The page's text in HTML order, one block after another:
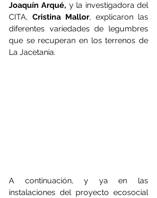
Joaquín Arqué, y la investigadora del
CITA, Cristina Mallor, explicaron las
diferentes variedades de legumbres
que se recuperan en los terrenos de
La Jacetania.
A continuación, y ya en las
instalaciones del proyecto ecosocial